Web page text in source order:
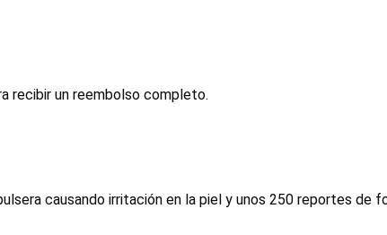
recibir un reembolso completo.
causando irritación en la piel y unos 250 reportes de